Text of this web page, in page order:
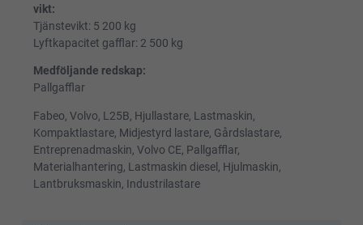
vikt:
Tjänstevikt: 5 200 kg
Lyftkapacitet gafflar: 2 500 kg
Medföljande redskap:
Pallgafflar
Fabeo, Volvo, L25B, Hjullastare, Lastmaskin,
Kompaktlastare, Midjestyrd lastare, Gårdslastare,
Entreprenadmaskin, Volvo CE, Pallgafflar,
Materialhantering, Lastmaskin diesel, Hjulmaskin,
Lantbruksmaskin, Industrilastare